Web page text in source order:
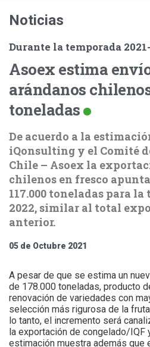
Noticias
Durante la temporada
Asoex estima
arándanos
toneladas
De acuerdo a la
iQonsulting y el Comité
Chile – Asoex la
chilenos en fresco
117.000 toneladas para la
2022, similar al total
anterior.
05 de Octubre 2021
A pesar de que se estima un
de 178.000 toneladas, producto
renovación de variedades con
selección más rigurosa de la
lo tanto, el incremento será
la exportación de congelado/IQF
estimación muestra además que